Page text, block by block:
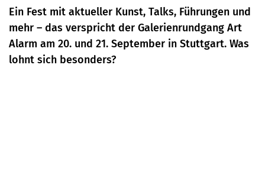
Ein Fest mit aktueller Kunst, Talks, Führungen und
mehr – das verspricht der Galerienrundgang Art
Alarm am 20. und 21. September in Stuttgart. Was
lohnt sich besonders?